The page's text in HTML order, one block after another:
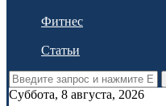
Фитнес
Статьи
Суббота, 8 августа, 2026